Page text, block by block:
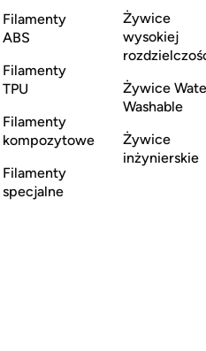
Filamenty
ABS
Filamenty
TPU
Filamenty
kompozytowe
Filamenty
specjalne
Żywice
wysokiej
Żywice
Washable
Żywice
inżynierskie